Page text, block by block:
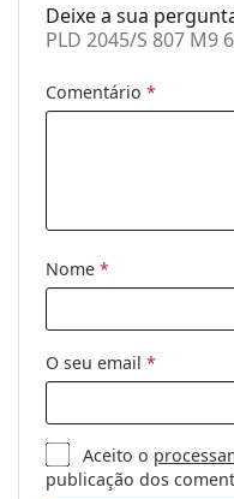
Categoria:
Uso:
Deixe a sua
PLD 2045/S 807 M9
Comentário *
Nome *
O seu email *
Aceito o
publicação dos